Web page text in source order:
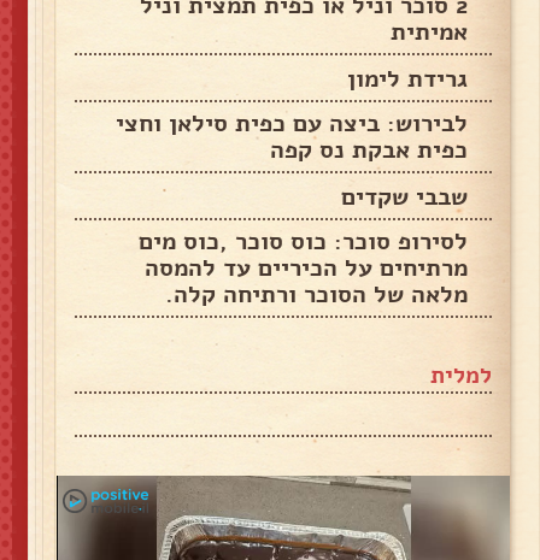
אמיתית
גרידת לימון
לבירוש: ביצה עם כפית סילאן וחצי
כפית אבקת נס קפה
שבבי שקדים
לסירופ סוכר: כוס סוכר ,כוס מים
מרתיחים על הכיריים עד להמסה
מלאה של הסוכר ורתיחה קלה.
למלית